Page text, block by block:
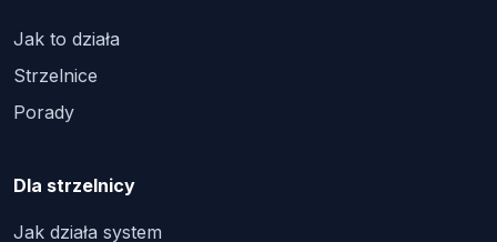
Jak to działa
Strzelnice
Porady
Dla strzelnicy
Jak działa system